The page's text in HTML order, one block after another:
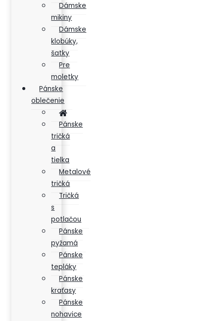
Dámske
mikiny
Dámske
klobúky,
šatky
Pre
moletky
Pánske
oblečenie
Pánske
tričká
a
tielka
Metalové
tričká
Tričká
s
potlačou
Pánske
pyžamá
Pánske
tepláky
Pánske
kraťasy
Pánske
nohavice